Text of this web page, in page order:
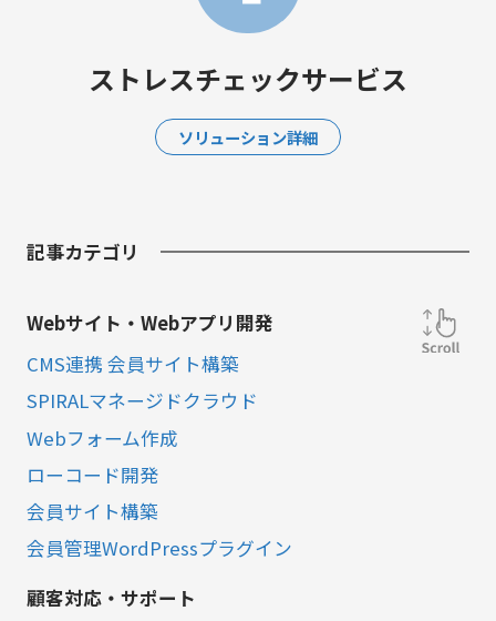
ストレスチェックサービス
ソリューション詳細
記事カテゴリ
Webサイト・Webアプリ開発
CMS連携 会員サイト構築
SPIRALマネージドクラウド
Webフォーム作成
ローコード開発
会員サイト構築
会員管理WordPressプラグイン
顧客対応・サポート